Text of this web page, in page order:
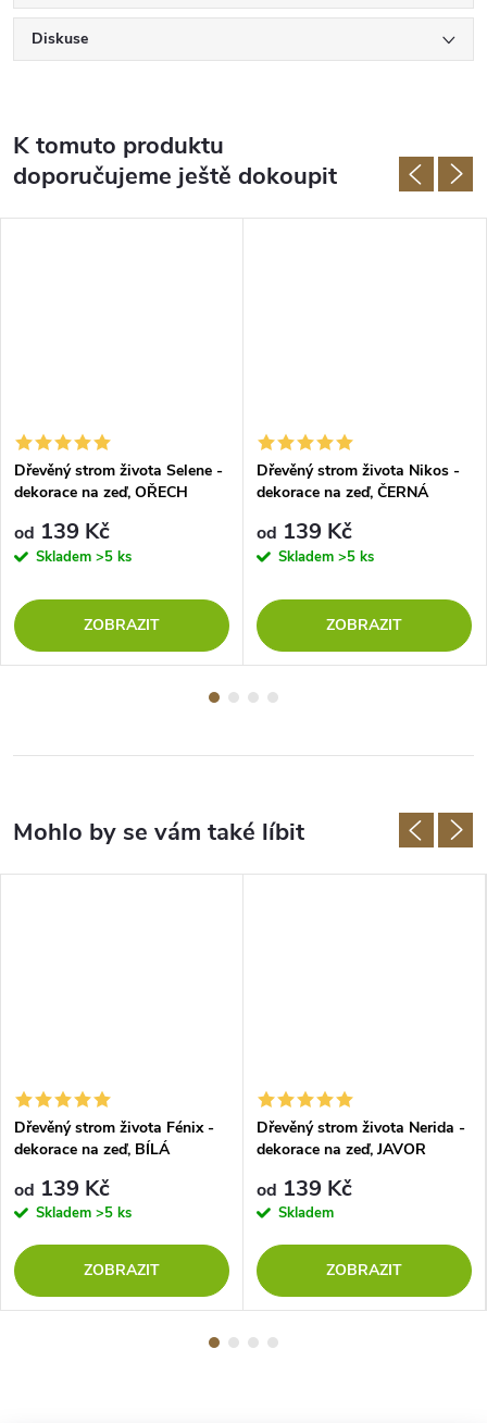
Diskuse
K tomuto produktu
doporučujeme ještě dokoupit
Dřevěný strom života Selene -
dekorace na zeď, OŘECH
od 139 Kč
Skladem >5 ks
ZOBRAZIT
Dřevěný strom života Nikos -
dekorace na zeď, ČERNÁ
od 139 Kč
Skladem >5 ks
ZOBRAZIT
Dřevěný strom života Fénix -
dekorace na zeď, BÍLÁ
od 139 Kč
Skladem >5 ks
ZOBRAZIT
Dřevěný strom života Nerida -
dekorace na zeď, JAVOR
od 139 Kč
Skladem
ZOBRAZIT